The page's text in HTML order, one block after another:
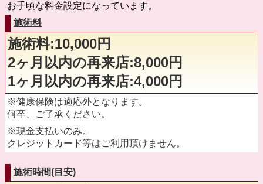
お手頃な料金設定になっています。
施術料
施術料:10,000円
2ヶ月以内の再来店:8,000円
1ヶ月以内の再来店:4,000円
※健康保険は適応外となります。
何卒、ご了承ください。
※現金支払いのみ。
クレジットカード等はご利用頂けません。
施術時間(目安)